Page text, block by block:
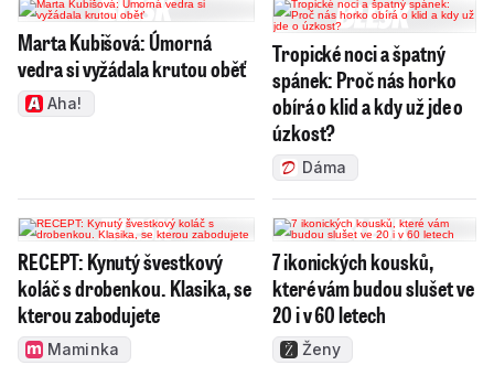
Marta Kubišová: Úmorná
vedra si vyžádala krutou oběť
Aha!
Tropické noci a špatný
spánek: Proč nás horko
obírá o klid a kdy už jde o
úzkost?
Dáma
RECEPT: Kynutý švestkový
koláč s drobenkou. Klasika, se
kterou zabodujete
Maminka
7 ikonických kousků,
které vám budou slušet ve
20 i v 60 letech
Ženy